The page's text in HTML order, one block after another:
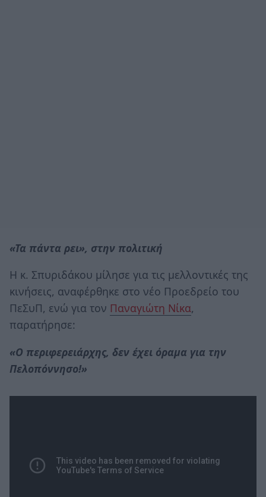
«Τα πάντα ρει», στην πολιτική
Η κ. Σπυριδάκου μίλησε για τις μελλοντικές της
κινήσεις, αναφέρθηκε στο νέο Προεδρείο του
ΠεΣυΠ, ενώ για τον Παναγιώτη Νίκα,
παρατήρησε:
«Ο περιφερειάρχης, δεν έχει όραμα για την
Πελοπόννησο!»